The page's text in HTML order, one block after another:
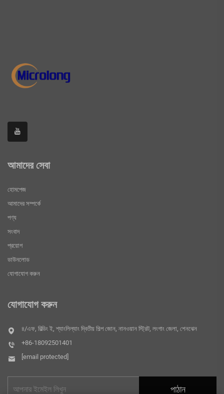
আমাদের সেবা
হোমপেজ
আমাদের সম্পর্কে
পণ্য
সংবাদ
প্রয়োগ
ডাউনলোড
যোগাযোগ করুন
যোগাযোগ করুন
৪/এফ, বিল্ডিং ই, শ্যাংলিল্যাং দ্বিতীয় শিল্প জোন, নানওয়ান স্ট্রিট, লংগাং জেলা, শেনঝেন
+86-18092501401
[email protected]
পাঠান